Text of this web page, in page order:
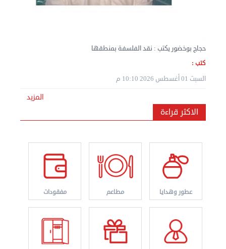
نقل عفش المنطقه العاشره 50636444 فك وتركيب ...
حجاج بوخضور يكتب : نقد الفلسفة بمنطقها
كتب :
السبت 01 أغسطس 2026 10:10 م
المزيد
الاكثر قراءة
عطور وهدايا مطاعم مفقودات